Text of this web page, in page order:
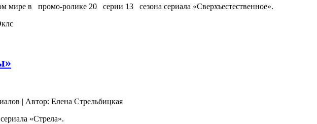
в промо-ролике 20 серии 13 сезона сериала «Сверхъестественное».
| Автор: Елена Стрельбицкая
«Стрела».